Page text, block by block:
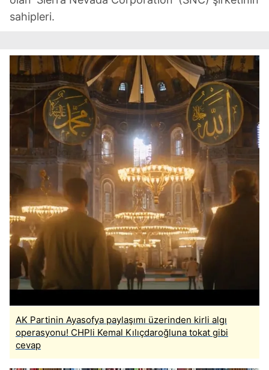
sahipleri.
AK Partinin Ayasofya paylaşımı üzerinden kirli algı
operasyonu! CHPli Kemal Kılıçdaroğluna tokat gibi
cevap